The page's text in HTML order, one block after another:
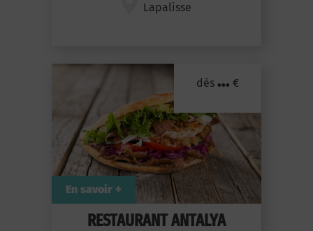
Lapalisse
RESTAURANT ANTALYA
dès ... €
En savoir +